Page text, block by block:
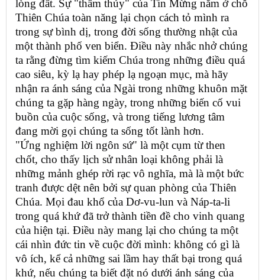
lòng đất. Sự "thâm thúy" của Tin Mừng nằm ở chỗ
Thiên Chúa toàn năng lại chọn cách tỏ mình ra
trong sự bình dị, trong đời sống thường nhật của
một thành phố ven biển. Điều này nhắc nhở chúng
ta rằng đừng tìm kiếm Chúa trong những điều quá
cao siêu, kỳ lạ hay phép lạ ngoạn mục, mà hãy
nhận ra ánh sáng của Ngài trong những khuôn mặt
chúng ta gặp hàng ngày, trong những biến cố vui
buồn của cuộc sống, và trong tiếng lương tâm
đang mời gọi chúng ta sống tốt lành hơn.
"Ứng nghiệm lời ngôn sứ" là một cụm từ then
chốt, cho thấy lịch sử nhân loại không phải là
những mảnh ghép rời rạc vô nghĩa, mà là một bức
tranh được dệt nên bởi sự quan phòng của Thiên
Chúa. Mọi đau khổ của Dơ-vu-lun và Náp-ta-li
trong quá khứ đã trở thành tiền đề cho vinh quang
của hiện tại. Điều này mang lại cho chúng ta một
cái nhìn đức tin về cuộc đời mình: không có gì là
vô ích, kể cả những sai lầm hay thất bại trong quá
khứ, nếu chúng ta biết đặt nó dưới ánh sáng của